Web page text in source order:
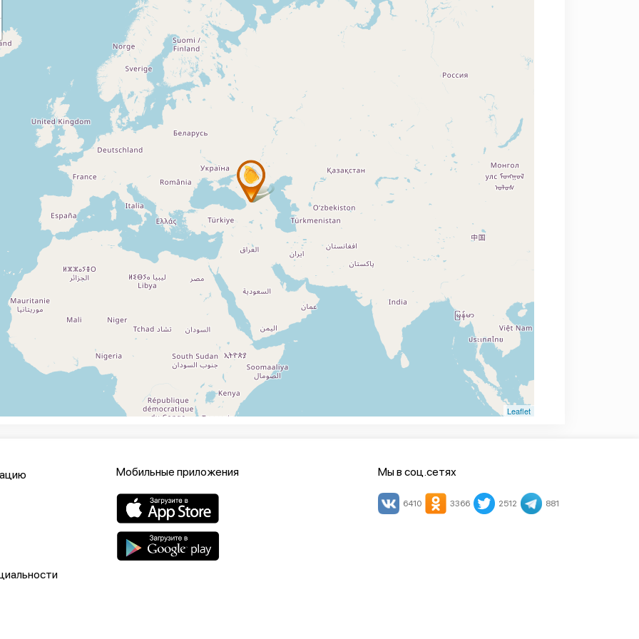
Leaflet
Мобильные приложения Мы в соц.сетях
6410 3366 2512 881